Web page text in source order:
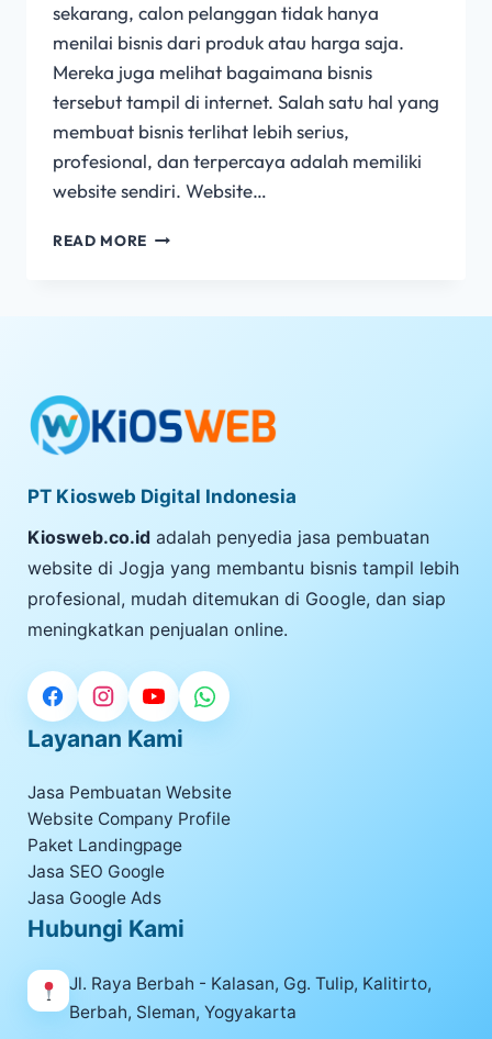
sekarang, calon pelanggan tidak hanya
menilai bisnis dari produk atau harga saja.
Mereka juga melihat bagaimana bisnis
tersebut tampil di internet. Salah satu hal yang
membuat bisnis terlihat lebih serius,
profesional, dan terpercaya adalah memiliki
website sendiri. Website…
READ MORE
PT Kiosweb Digital Indonesia
Kiosweb.co.id adalah penyedia jasa pembuatan
website di Jogja yang membantu bisnis tampil lebih
profesional, mudah ditemukan di Google, dan siap
meningkatkan penjualan online.
Layanan Kami
Jasa Pembuatan Website
Website Company Profile
Paket Landingpage
Jasa SEO Google
Jasa Google Ads
Hubungi Kami
Jl. Raya Berbah - Kalasan, Gg. Tulip, Kalitirto,
Berbah, Sleman, Yogyakarta